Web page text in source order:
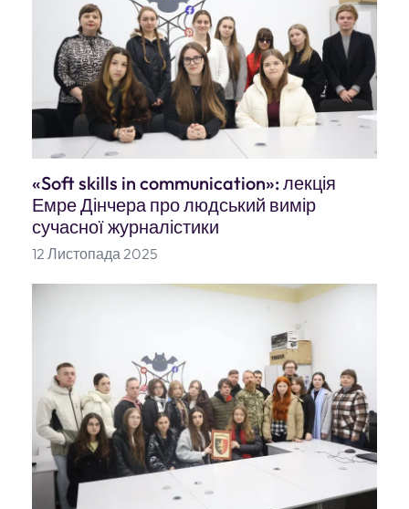
«Soft skills in communication»: лекція
Емре Дінчера про людський вимір
сучасної журналістики
12 Листопада 2025